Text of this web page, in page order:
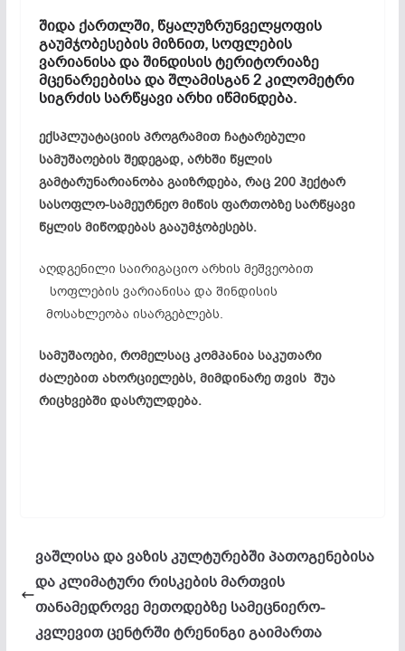
შიდა ქართლში, წყალუზრუნველყოფის
გაუმჯობესების მიზნით, სოფლების
ვარიანისა და შინდისის ტერიტორიაზე
მცენარეებისა და შლამისგან 2 კილომეტრი
სიგრძის სარწყავი არხი იწმინდება.
ექსპლუატაციის პროგრამით ჩატარებული
სამუშაოების შედეგად, არხში წყლის
გამტარუნარიანობა გაიზრდება, რაც 200 ჰექტარ
სასოფლო-სამეურნეო მიწის ფართობზე სარწყავი
წყლის მიწოდებას გააუმჯობესებს.
აღდგენილი საირიგაციო არხის მეშვეობით
სოფლების ვარიანისა და შინდისის
მოსახლეობა ისარგებლებს.
სამუშაოები, რომელსაც კომპანია საკუთარი
ძალებით ახორციელებს, მიმდინარე თვის შუა
რიცხვებში დასრულდება.
ვაშლისა და ვაზის კულტურებში პათოგენებისა
და კლიმატური რისკების მართვის
თანამედროვე მეთოდებზე სამეცნიერო-
კვლევით ცენტრში ტრენინგი გაიმართა